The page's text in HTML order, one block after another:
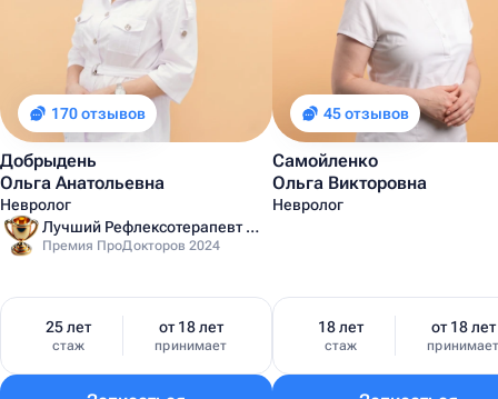
170 отзывов
Добрыдень
Ольга Анатольевна
Невролог
Лучший Рефлексотерапевт Санкт-Петербурга
Премия ПроДокторов 2024
25 лет
стаж
от 18 лет
принимает
45 отзывов
Самойленко
Ольга Викторовна
Невролог
18 лет
стаж
от 18 лет
принимает